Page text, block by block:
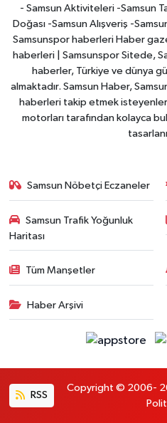
- Samsun Aktiviteleri -Samsun
Doğası -Samsun Alışveriş -
Samsunspor haberleri Haber
haberleri | Samsunspor Sitede,
haberler, Türkiye ve dünya
almaktadır. Samsun Haber,
haberleri takip etmek isteyenler
motorları tarafından kolayca
Samsun Nöbetçi Eczaneler
Samsun Trafik Yoğunluk
Haritası
Tüm Manşetler
Haber Arşivi
RSS
Copyright © 2006-